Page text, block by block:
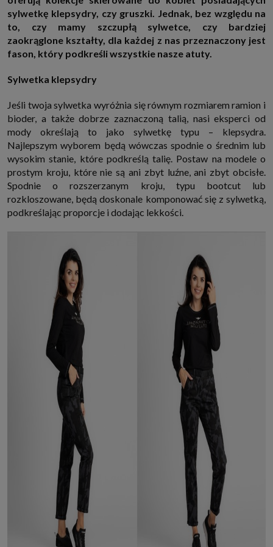
http://www.sagier.pl/
Jeżeli wyrazisz zgodę, o którą wyżej prosimy, administratorami Twoich
danych osobowych będą także nasi Zaufani Partnerzy. Listę Zaufanych
Partnerów możesz sprawdzić w każdym momencie na stronie naszej
polityki prywatności
i tam też zmodyfikować lub cofnąć swoje zgody.
Twoje dane przetwarzamy w następujących celach:
zapewniającej Ci możliwość zapoznania się z jednym z naszych serwisów
w oparciu o treść regulaminu tego serwisu), to możemy przetwarzać
Twoje dane w zakresie niezbędnym do realizacji tej umowy.
2. Zapewnianie bezpieczeństwa usługi (np. sprawdzenie, czy do Twojego
konta nie loguje się nieuprawniona osoba), dokonanie pomiarów
statystycznych, ulepszanie naszych usług i dopasowanie ich do potrzeb i
wygody użytkowników (np. personalizowanie treści w usługach), jak
również prowadzenie marketingu i promocji własnych usług (np. jeśli
interesujesz się motoryzacją i oglądasz artykuły w biznesistyl.pl lub na
innych stronach internetowych, to możemy Ci wyświetlić reklamę
dotyczącą artykułu w serwisie biznesistyl.pl/automoto. Takie
przetwarzanie danych to realizacja naszych prawnie uzasadnionych
interesów.
Cię reklamy (np. produktu, którego możesz potrzebować) reklamodawcy i
ich przedstawiciele chcieliby mieć możliwość przetwarzania Twoich
danych związanych z odwiedzanymi przez Ciebie stronami
internetowymi. Udzielenie takiej zgody jest dobrowolne, nie musisz jej
udzielać, nie pozbawi Cię to dostępu do naszych usług. Masz również
możliwość ograniczenia zakresu lub zmiany zgody w dowolnym
momencie.
Twoje dane przetwarzane będą do czasu istnienia podstawy do ich
przetwarzania, czyli w przypadku udzielenia zgody do momentu jej
cofnięcia, ograniczenia lub innych działań z Twojej strony ograniczających
tę zgodę, w przypadku niezbędności danych do wykonania umowy, przez
czas jej wykonywania i ewentualnie okres przedawnienia roszczeń z niej
(zwykle nie więcej niż 3 lata, a maksymalnie 10 lat), a w przypadku, gdy
podstawą przetwarzania danych jest uzasadniony interes administratora,
do czasu zgłoszenia przez Ciebie skutecznego sprzeciwu.
Przekazywanie danych
Administratorzy danych mogą powierzać Twoje dane podwykonawcom IT,
księgowym, agencjom marketingowym etc. Zrobią to jedynie na
podstawie umowy o powierzenie przetwarzania danych zobowiązującej
taki podmiot do odpowiedniego zabezpieczenia danych i niekorzystania z
nich do własnych celów.
Na naszych stronach używamy znaczników internetowych takich jak pliki
np. cookie lub local storage do zbierania i przetwarzania danych
osobowych w celu personalizowania treści i reklam oraz analizowania
ruchu na stronach, aplikacjach i w Internecie. W ten sposób technologię tę
wykorzystują również podmioty z Grupy SAGIER oraz nasi Zaufani
Partnerzy, którzy także chcą dopasowywać reklamy do Twoich preferencji.
Cookies to dane informatyczne zapisywane w plikach i przechowywane na
Twoim urządzeniu końcowym (tj. twój komputer, tablet, smartphone itp.),
sylwetkę klepsydry, czy gruszki. Jednak, bez względu na
to, czy mamy szczupłą sylwetce, czy bardziej
zaokrąglone kształty, dla każdej z nas przeznaczony jest
fason, który podkreśli wszystkie nasze atuty.
Sylwetka klepsydry
Jeśli twoja sylwetka wyróżnia się równym rozmiarem ramion i
bioder, a także dobrze zaznaczoną talią, nasi eksperci od
mody określają to jako sylwetkę typu – klepsydra.
Najlepszym wyborem będą wówczas spodnie o średnim lub
wysokim stanie, które podkreślą talię. Postaw na modele o
prostym kroju, które nie są ani zbyt luźne, ani zbyt obcisłe.
Spodnie o rozszerzanym kroju, typu bootcut lub
rozkloszowane, będą doskonale komponować się z sylwetką,
podkreślając proporcje i dodając lekkości.